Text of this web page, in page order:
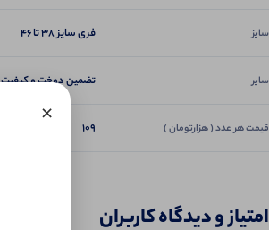
سایز فری سایز 38 تا 46
سایر تضمین دوخت و کیفیت
قیمت هر عدد ( هزارتومان ) 109
امتیاز و دیدگاه کاربران
×